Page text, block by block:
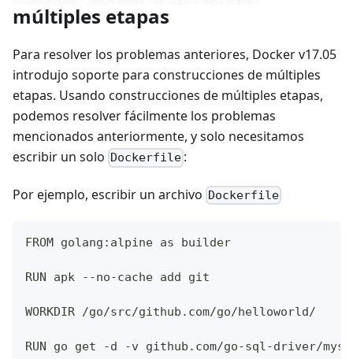
múltiples etapas
Para resolver los problemas anteriores, Docker v17.05
introdujo soporte para construcciones de múltiples
etapas. Usando construcciones de múltiples etapas,
podemos resolver fácilmente los problemas
mencionados anteriormente, y solo necesitamos
escribir un solo Dockerfile :
Por ejemplo, escribir un archivo Dockerfile
FROM golang:alpine as builder
RUN apk --no-cache add git
WORKDIR /go/src/github.com/go/helloworld/
RUN go get -d -v github.com/go-sql-driver/